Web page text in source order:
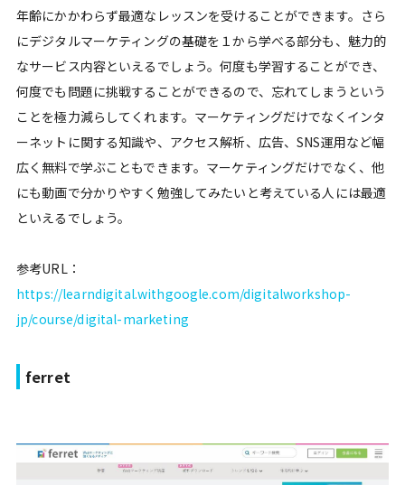
年齢にかかわらず最適なレッスンを受けることができます。さら
にデジタルマーケティングの基礎を１から学べる部分も、魅力的
なサービス内容といえるでしょう。何度も学習することができ、
何度でも問題に挑戦することができるので、忘れてしまうという
ことを極力減らしてくれます。マーケティングだけでなくインタ
ーネットに関する知識や、アクセス解析、広告、SNS運用など幅
広く無料で学ぶこともできます。マーケティングだけでなく、他
にも動画で分かりやすく勉強してみたいと考えている人には最適
といえるでしょう。
参考URL：
https://learndigital.withgoogle.com/digitalworkshop-
jp/course/digital-marketing
ferret